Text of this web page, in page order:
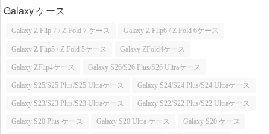
Galaxy ケース
Galaxy Z Flip 7 / Z Fold 7 ケース Galaxy Z Flip6 / Z Fold 6ケース
Galaxy Z Flip5 / Z Fold 5ケース Galaxy ZFold4ケース
Galaxy ZFlip4ケース Galaxy S26/S26 Plus/S26 Ultraケース
Galaxy S25/S25 Plus/S25 Ultraケース Galaxy S24/S24 Plus/S24 Ultraケース
Galaxy S23/S23 Plus/S23 Ultraケース Galaxy S22/S22 Plus/S22 Ultraケース
Galaxy S20 Plus ケース Galaxy S20 Ultra ケース Galaxy S20 ケース